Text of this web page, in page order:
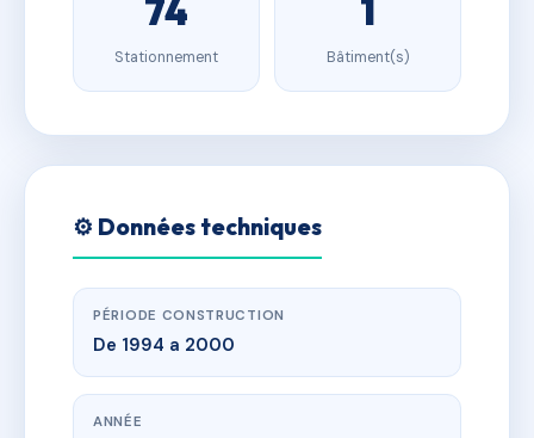
74
Stationnement
1
Bâtiment(s)
⚙️ Données techniques
PÉRIODE CONSTRUCTION
De 1994 a 2000
ANNÉE